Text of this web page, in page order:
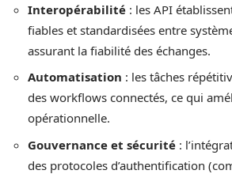
Interopérabilité : les API
fiables et standardisées entre
assurant la fiabilité des échanges.
Automatisation : les tâches
des workflows connectés, ce qui
opérationnelle.
Gouvernance et sécurité :
des protocoles d’authentification